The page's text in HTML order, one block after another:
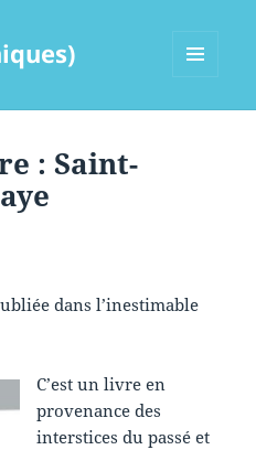
: Saint-
dans l’inestimable
C’est un livre en
provenance des
interstices du passé et